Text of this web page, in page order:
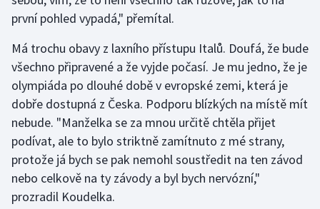
první pohled vypadá," přemítal.
Má trochu obavy z laxního přístupu Italů. Doufá, že bude
všechno připravené a že vyjde počasí. Je mu jedno, že je
olympiáda po dlouhé době v evropské zemi, která je
dobře dostupná z Česka. Podporu blízkých na místě mít
nebude. "Manželka se za mnou určitě chtěla přijet
podívat, ale to bylo striktně zamítnuto z mé strany,
protože já bych se pak nemohl soustředit na ten závod
nebo celkově na ty závody a byl bych nervózní,"
prozradil Koudelka.